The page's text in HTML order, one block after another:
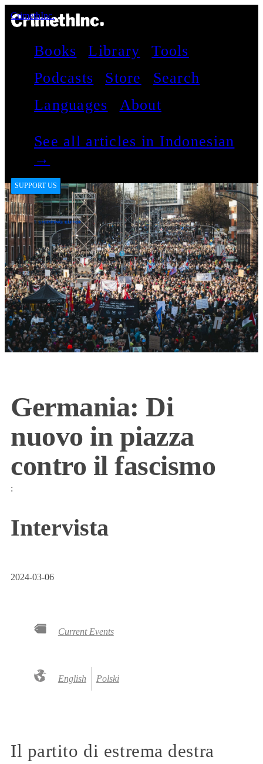
CrimethInc.
Books Library
Tools
Podcasts
Store
Search
Languages
About
See all articles in Indonesian
→
SUPPORT US
Germania: Di
nuovo in piazza
contro il fascismo
:
Intervista
2024-03-06
Current Events
English Polski
Il partito di estrema destra